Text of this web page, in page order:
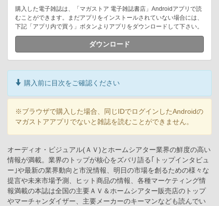
購入した電子雑誌は、「マガストア 電子雑誌書店」Androidアプリで読
むことができます。まだアプリをインストールされていない場合には、
下記「アプリ内で買う」ボタンよりアプリをダウンロードして下さい。
ダウンロード
購入前に目次をご確認ください
※ブラウザで購入した場合、同じIDでログインしたAndroidの
マガストアアプリでないと雑誌を読むことができません。
オーディオ・ビジュアル(ＡＶ)とホームシアター業界の鮮度の高い
情報が満載。業界のトップが核心をズバリ語る｢トップインタビュ
ー｣や最新の業界動向と市況情報、明日の市場を創るための様々な
提言や未来市場予測、ヒット商品の情報、各種マーケティング情
報満載の本誌は全国の主要ＡＶ＆ホームシアター販売店のトップ
やマーチャンダイザー、主要メーカーのキーマンなども読んでい